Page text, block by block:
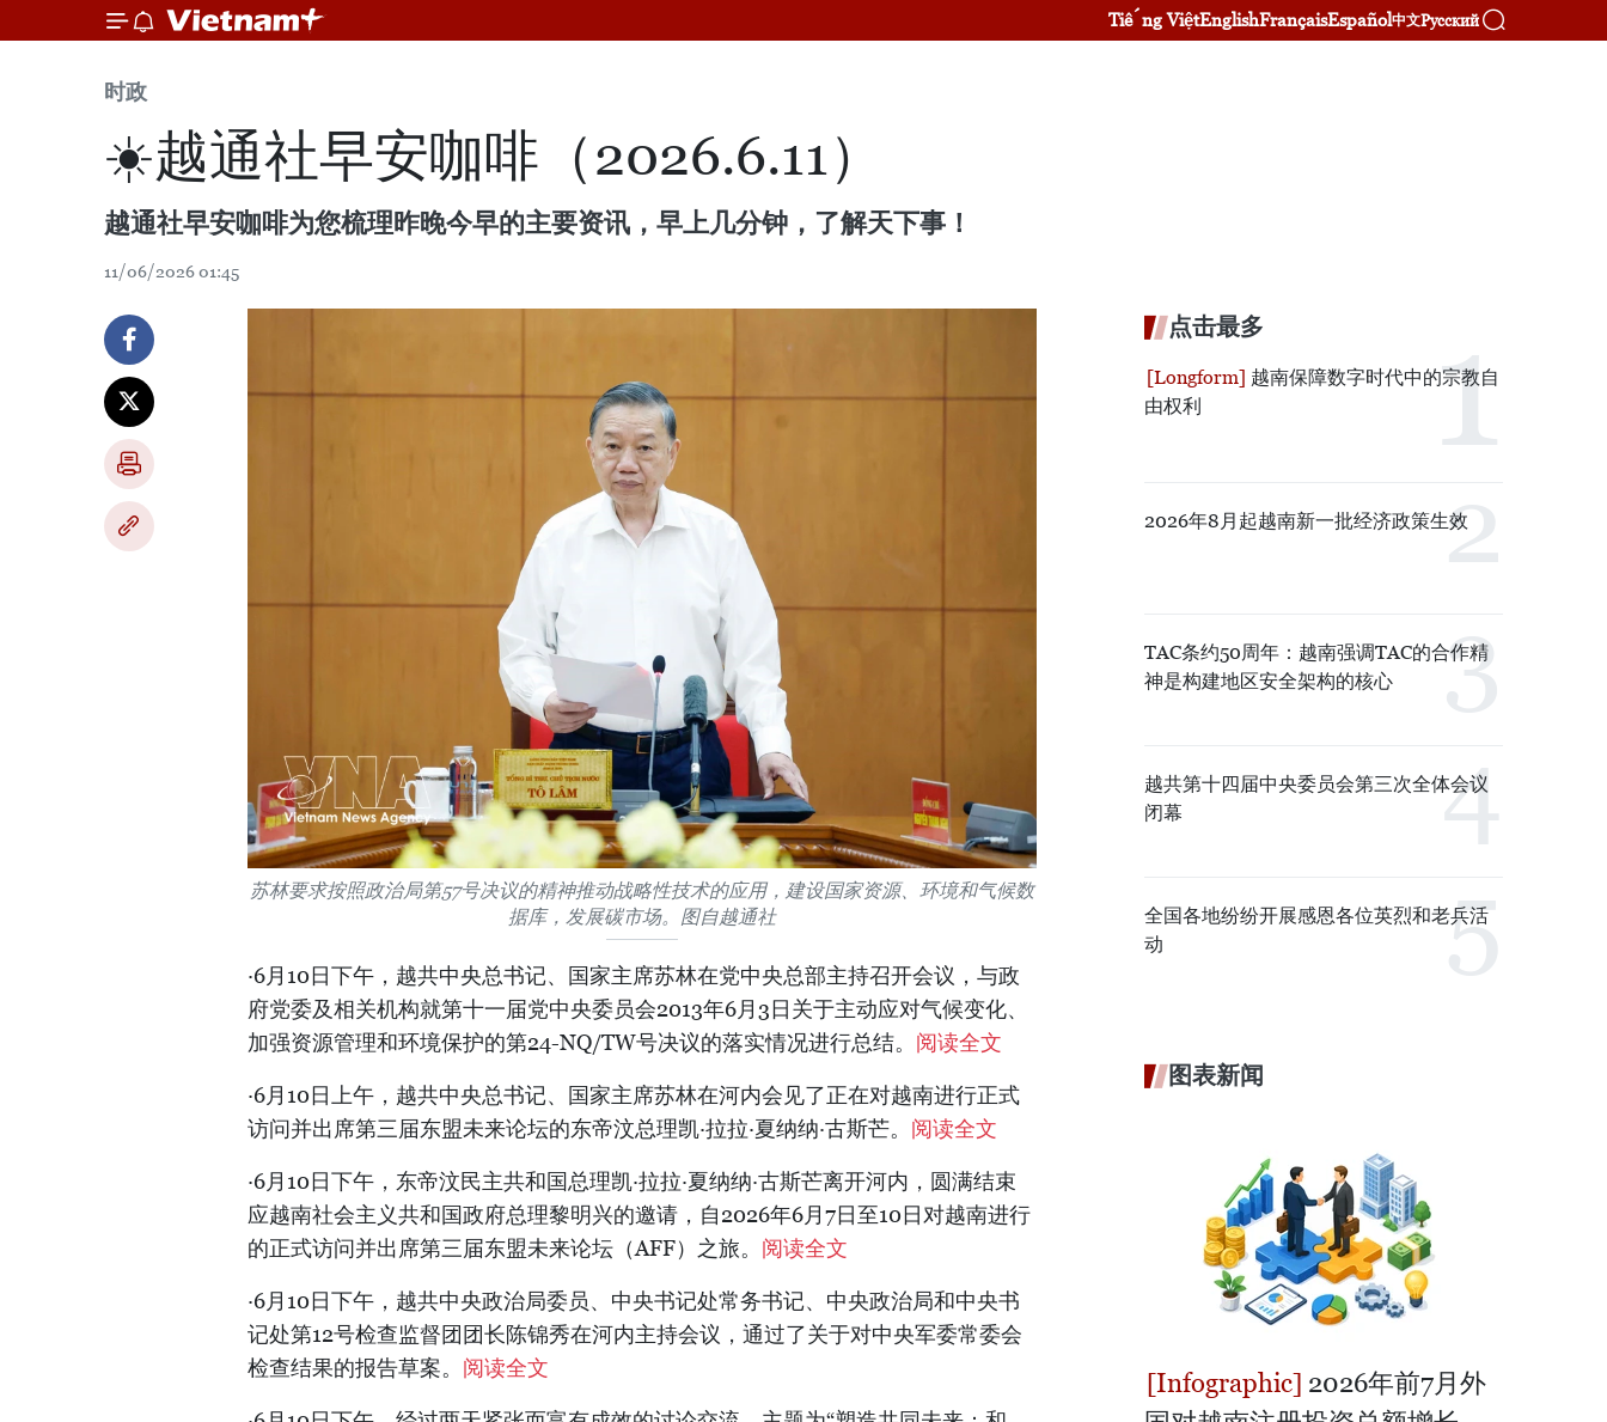
Tiếng ViệtEnglishFrançaisEspañol中文Русский
时政
☀️越通社早安咖啡（2026.6.11）
越通社早安咖啡为您梳理昨晚今早的主要资讯，早上几分钟，了解天下事！
11/06/2026 01:45
苏林要求按照政治局第57号决议的精神推动战略性技术的应用，建设国家资源、环境和气候数
据库，发展碳市场。图自越通社
·6月10日下午，越共中央总书记、国家主席苏林在党中央总部主持召开会议，与政
府党委及相关机构就第十一届党中央委员会2013年6月3日关于主动应对气候变化、
加强资源管理和环境保护的第24-NQ/TW号决议的落实情况进行总结。 阅读全文
·6月10日上午，越共中央总书记、国家主席苏林在河内会见了正在对越南进行正式
访问并出席第三届东盟未来论坛的东帝汶总理凯·拉拉·夏纳纳·古斯芒。 阅读全文
·6月10日下午，东帝汶民主共和国总理凯·拉拉·夏纳纳·古斯芒离开河内，圆满结束
应越南社会主义共和国政府总理黎明兴的邀请，自2026年6月7日至10日对越南进行
的正式访问并出席第三届东盟未来论坛（AFF）之旅。 阅读全文
·6月10日下午，越共中央政治局委员、中央书记处常务书记、中央政治局和中央书
记处第12号检查监督团团长陈锦秀在河内主持会议，通过了关于对中央军委常委会
检查结果的报告草案。 阅读全文
点击最多
越南保障数字时代中的宗教自
由权利
2026年8月起越南新一批经济政策生效
TAC条约50周年：越南强调TAC的合作精
神是构建地区安全架构的核心
越共第十四届中央委员会第三次全体会议
闭幕
全国各地纷纷开展感恩各位英烈和老兵活
动
图表新闻
2026年前7月外